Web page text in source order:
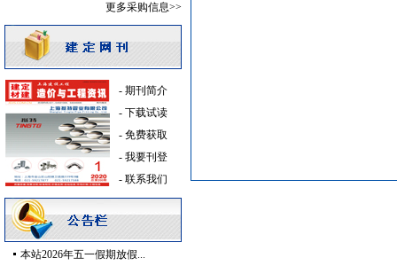
[采购中]
高级地砖 [采购中]
火灾自动报警系统
[采购中]
墙地面砖 [采购中]
内外墙装饰材料 [采购中]
电气控制开关 [采购中]
pvc-u排水管
[采购中]
管材管件 [采购中]
仪器仪表
吸顶灯
[采购中]
PVC窗帘 [采购中]
更多采购信息>>
- 期刊简介
- 下载试读
- 免费获取
- 我要刊登
- 联系我们
本站2026年五一假期放假...